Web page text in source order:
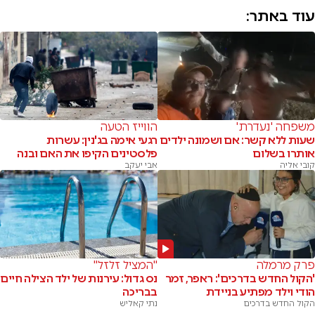
עוד באתר:
משפחה 'נעדרת'
שעות ללא קשר: אם ושמונה ילדים
אותרו בשלום
קובי אליה
הווייז הטעה
רגעי אימה בג'נין: עשרות
פלסטינים הקיפו את האם ובנה
אבי יעקב
פרק מרמלה
'הקול החדש בדרכים': ראפר, זמר
הודי וילד מפתיע בניידת
הקול החדש בדרכים
"המציל זלזל"
נס גדול: עירנות של ילד הצילה חיים
בבריכה
נתי קאליש